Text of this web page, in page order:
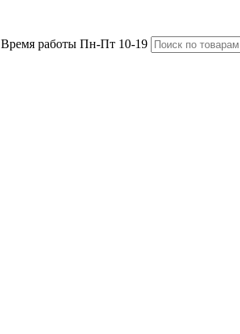
Время работы Пн-Пт 10-19